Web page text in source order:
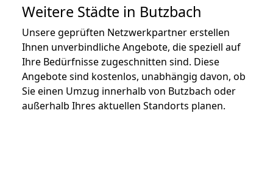
Weitere Städte in Butzbach
Unsere geprüften Netzwerkpartner erstellen
Ihnen unverbindliche Angebote, die speziell auf
Ihre Bedürfnisse zugeschnitten sind. Diese
Angebote sind kostenlos, unabhängig davon, ob
Sie einen Umzug innerhalb von Butzbach oder
außerhalb Ihres aktuellen Standorts planen.